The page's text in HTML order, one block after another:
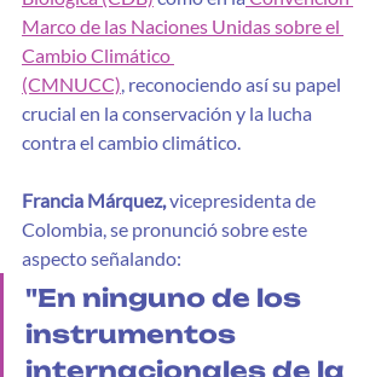
Marco de las Naciones Unidas sobre el
Cambio Climático
(CMNUCC), reconociendo así su papel
crucial en la conservación y la lucha
contra el cambio climático.
Francia Márquez, vicepresidenta de
Colombia, se pronunció sobre este
aspecto señalando:
"En ninguno de los
instrumentos
internacionales de la